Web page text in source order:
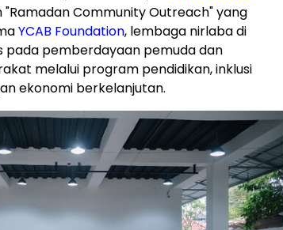
Community Outreach" yang
YCAB Foundation, lembaga nirlaba di
pada pemberdayaan pemuda dan
melalui program pendidikan, inklusi
ekonomi berkelanjutan.